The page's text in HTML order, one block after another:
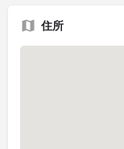
住所